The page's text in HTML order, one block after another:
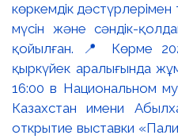
көркемдік
мүсін және сәндік-
қойылған. 📍 Көрме
қыркүйек аралығында
16:00 в Национальном
Казахстан имени
открытие выставки